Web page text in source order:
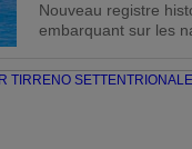
Nouveau registre
embarquant sur les